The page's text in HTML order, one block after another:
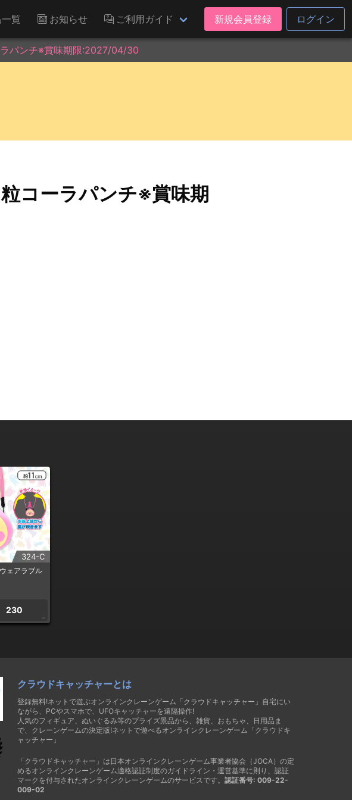
覧 お知らせ ご利用ガイド 新規会員登録 ログイン
ラパンチ※賞味期限:2027/04/30
粒コーラパンチ※賞味期
324-C
ェアラブル
230
CP
クラウドキャッチャーとは
登録無料!ネットで遊ぶオンラインクレーンゲーム「クラウドキャッチャー」自宅にい
ながら、PCやスマホで、UFOキャッチャーを遠隔操作!
人気のフィギュア、ぬいぐるみ等のプライズ景品から、雑貨、おもちゃ、日用品ま
で、クレーンゲームの決定版!ネットで遊べるオンラインクレーンゲーム「クラウドキ
ャッチャー」
「クラウドキャッチャー」は日本オンラインクレーンゲーム事業者協会（JOCA）の定
めるオンラインクレーンゲーム適格認証制度のガイドライン・運営基準に則り、認証
マークを付与されたオンラインクレーンゲームのサービスです。 認証番号: 009-22-
009-02